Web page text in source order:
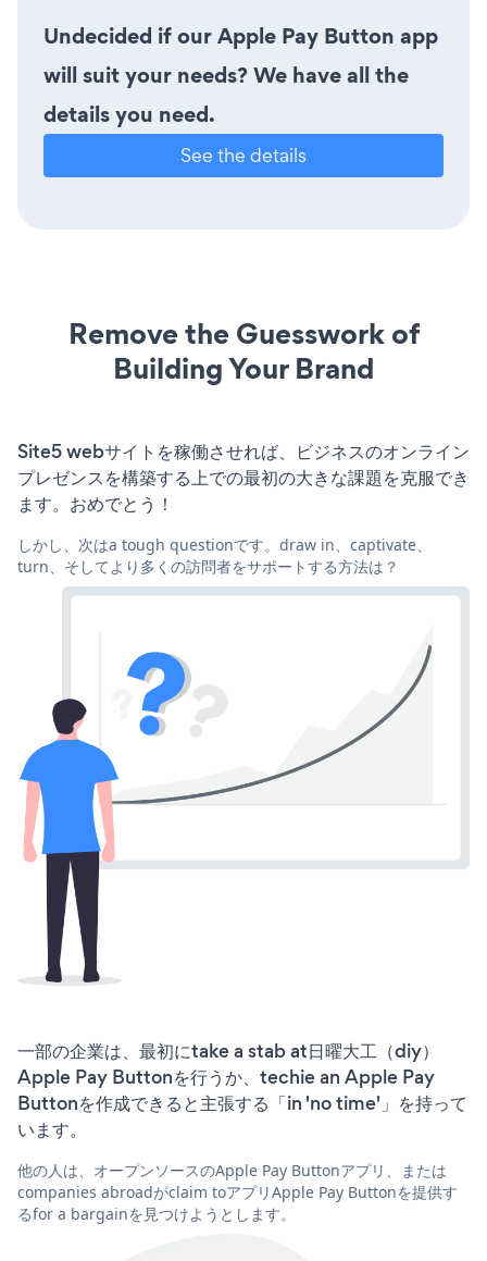
Undecided if our Apple Pay Button app
will suit your needs? We have all the
details you need.
See the details
Remove the Guesswork of
Building Your Brand
Site5 webサイトを稼働させれば、ビジネスのオンライン
プレゼンスを構築する上での最初の大きな課題を克服でき
ます。おめでとう！
しかし、次はa tough questionです。draw in、captivate、
turn、そしてより多くの訪問者をサポートする方法は？
一部の企業は、最初にtake a stab at日曜大工（diy）
Apple Pay Buttonを行うか、techie an Apple Pay
Buttonを作成できると主張する「in 'no time'」を持って
います。
他の人は、オープンソースのApple Pay Buttonアプリ、または
companies abroadがclaim toアプリApple Pay Buttonを提供す
るfor a bargainを見つけようとします。